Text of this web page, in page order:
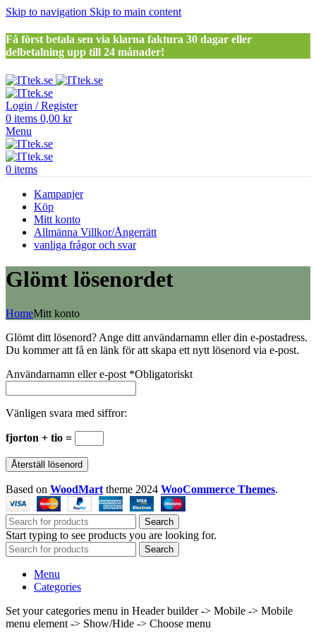
Skip to navigation Skip to main content
Få först betala sen via klarna faktura 30 dagar eller
delbetalning upp till 24 månader!
Login / Register
0 items 0,00 kr
Menu
0 items
Kampanjer
Köp
Mitt konto
Allmänna Villkor/Ångerrätt
vanliga frågor och svar
Glömt lösenordet
HomeMitt konto
Glömt ditt lösenord? Ange ditt användarnamn eller din e-postadress.
Du kommer att få en länk för att skapa ett nytt lösenord via e-post.
Användarnamn eller e-post *Obligatoriskt
Vänligen svara med siffror:
fjorton + tio =
Återställ lösenord
Based on WoodMarttheme 2024 WooCommerce Themes.
Search
Start typing to see products you are looking for.
Search
Menu
Categories
Set your categories menu in Header builder -> Mobile -> Mobile
menu element -> Show/Hide -> Choose menu